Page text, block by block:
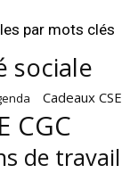
par mots clés
sociale
Cadeaux CSE
CGC
de travail